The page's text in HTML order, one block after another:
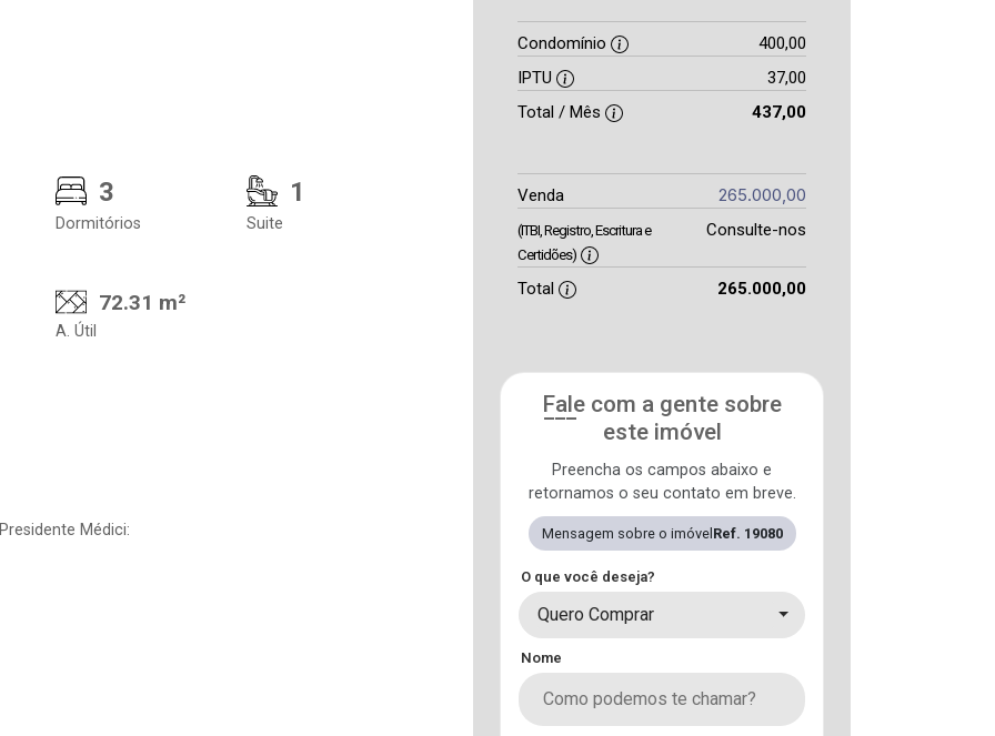
3
Dormitórios
1
Suite
72.31 m²
A. Útil
Médici:
Condomínio
400,00
IPTU
37,00
Total / Mês
437,00
Venda 265.000,00
(ITBI, Registro, Escritura e
Certidões)
Consulte-nos
Total 265.000,00
Fale com a gente sobre
este imóvel
Preencha os campos abaixo e
retornamos o seu contato em breve.
Mensagem sobre o imóvel Ref. 19080
O que você deseja?
Quero Comprar
Nome